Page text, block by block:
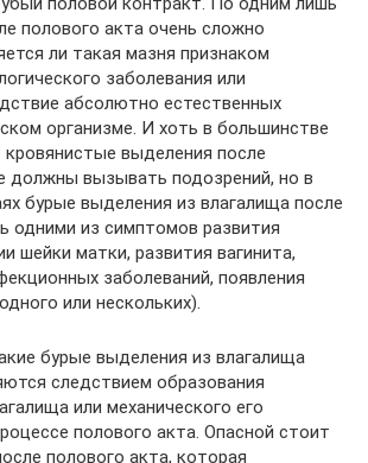
полового акта очень сложно
ли такая мазня признаком
заболевания или
абсолютно естественных
организме. И хоть в большинстве
кровянистые выделения после
должны вызывать подозрений, но в
бурые выделения из влагалища после
одними из симптомов развития
шейки матки, развития вагинита,
заболеваний, появления
или нескольких).
бурые выделения из влагалища
следствием образования
или механического его
полового акта. Опасной стоит
полового акта, которая